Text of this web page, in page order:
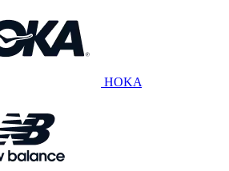
HOKA